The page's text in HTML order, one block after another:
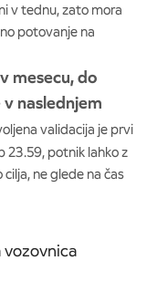
v tednu, zato mora
potovanje na
mesecu, do
naslednjem
validacija je prvi
23.59, potnik lahko z
ne glede na čas